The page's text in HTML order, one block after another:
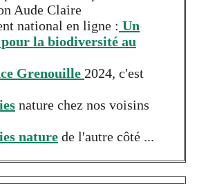
Aude Claire
national en ligne : Un
la biodiversité au
Grenouille 2024, c'est
nature chez nos voisins
nature de l'autre côté ...